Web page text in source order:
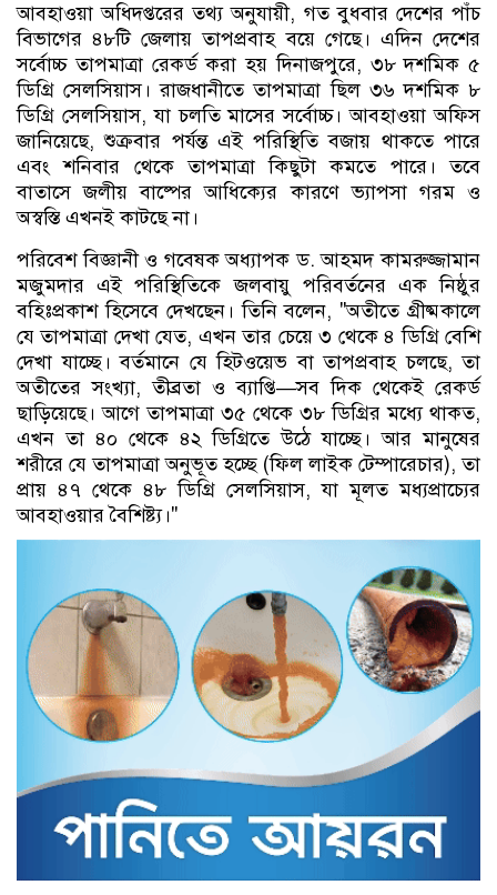
আবহাওয়া অধিদপ্তরের তথ্য অনুযায়ী, গত বুধবার দেশের পাঁচ
বিভাগের ৪৮টি জেলায় তাপপ্রবাহ বয়ে গেছে। এদিন দেশের
সর্বোচ্চ তাপমাত্রা রেকর্ড করা হয় দিনাজপুরে, ৩৮ দশমিক ৫
ডিগ্রি সেলসিয়াস। রাজধানীতে তাপমাত্রা ছিল ৩৬ দশমিক ৮
ডিগ্রি সেলসিয়াস, যা চলতি মাসের সর্বোচ্চ। আবহাওয়া অফিস
জানিয়েছে, শুক্রবার পর্যন্ত এই পরিস্থিতি বজায় থাকতে পারে
এবং শনিবার থেকে তাপমাত্রা কিছুটা কমতে পারে। তবে
বাতাসে জলীয় বাষ্পের আধিক্যের কারণে ভ্যাপসা গরম ও
অস্বস্তি এখনই কাটছে না।
পরিবেশ বিজ্ঞানী ও গবেষক অধ্যাপক ড. আহমদ কামরুজ্জামান
মজুমদার এই পরিস্থিতিকে জলবায়ু পরিবর্তনের এক নিষ্ঠুর
বহিঃপ্রকাশ হিসেবে দেখছেন। তিনি বলেন, "অতীতে গ্রীষ্মকালে
যে তাপমাত্রা দেখা যেত, এখন তার চেয়ে ৩ থেকে ৪ ডিগ্রি বেশি
দেখা যাচ্ছে। বর্তমানে যে হিটওয়েভ বা তাপপ্রবাহ চলছে, তা
অতীতের সংখ্যা, তীব্রতা ও ব্যাপ্তি—সব দিক থেকেই রেকর্ড
ছাড়িয়েছে। আগে তাপমাত্রা ৩৫ থেকে ৩৮ ডিগ্রির মধ্যে থাকত,
এখন তা ৪০ থেকে ৪২ ডিগ্রিতে উঠে যাচ্ছে। আর মানুষের
শরীরে যে তাপমাত্রা অনুভূত হচ্ছে (ফিল লাইক টেম্পারেচার), তা
প্রায় ৪৭ থেকে ৪৮ ডিগ্রি সেলসিয়াস, যা মূলত মধ্যপ্রাচ্যের
আবহাওয়ার বৈশিষ্ট্য।"